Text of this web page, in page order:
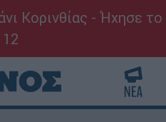
Κορινθίας - Ήχησε το